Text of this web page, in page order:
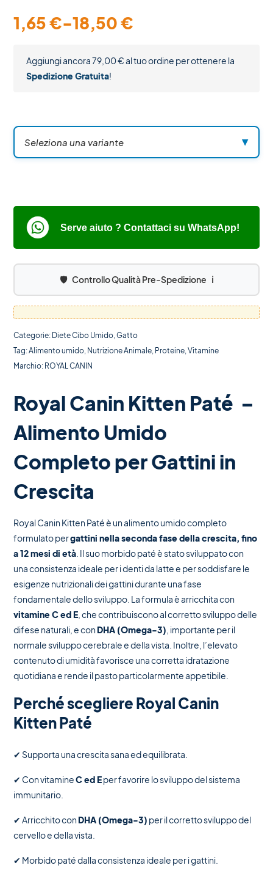
1,65€-18,50€
Aggiungi ancora79,00€al tuo ordine per ottenere la
Spedizione Gratuita!
Seleziona una variante ▼
Serve aiuto ? Contattaci su WhatsApp!
🛡️ Controllo Qualità Pre-Spedizione ℹ️
Categorie: Diete Cibo Umido,Gatto
Tag:Alimento umido, Nutrizione Animale, Proteine,Vitamine
Marchio: ROYAL CANIN
Royal Canin Kitten Paté –
Alimento Umido
Completo per Gattini in
Crescita
Royal Canin Kitten Paté è un alimento umido completo
formulato pergattini nella seconda fase della crescita, fino
a 12 mesi di età . Il suo morbido paté è stato sviluppato con
una consistenza ideale per i denti da latte e per soddisfare le
esigenze nutrizionali dei gattini durante una fase
fondamentale dello sviluppo. La formula è arricchita con
vitamine C ed E , che contribuiscono al corretto sviluppo delle
difese naturali, e con DHA (Omega-3) , importante per il
normale sviluppo cerebrale e della vista. Inoltre, l’elevato
contenuto di umidità favorisce una corretta idratazione
quotidiana e rende il pasto particolarmente appetibile.
Perché scegliere Royal Canin
Kitten Paté
✔ Supporta una crescita sana ed equilibrata.
✔ Con vitamineC ed Eper favorire lo sviluppo del sistema
immunitario.
✔ Arricchito con DHA (Omega-3) per il corretto sviluppo del
cervello e della vista.
✔ Morbido paté dalla consistenza ideale per i gattini.